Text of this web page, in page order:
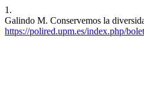
1.
Galindo M. Conservemos la
https://polired.upm.es/index.php/